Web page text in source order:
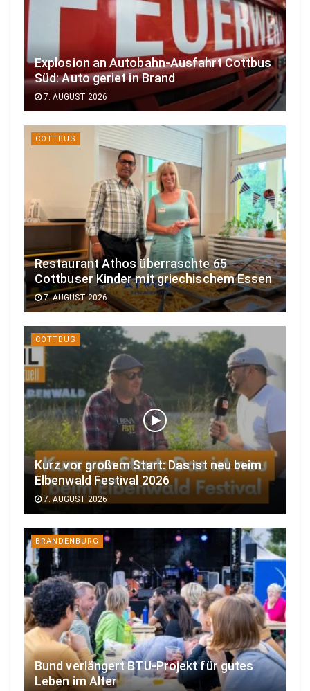
Explosion an Autobahn-Ausfahrt Cottbus
Süd: Auto geriet in Brand
7. AUGUST 2026
COTTBUS
Restaurant Athos überraschte 65
Cottbuser Kinder mit griechischem Essen
7. AUGUST 2026
COTTBUS
Kurz vor großem Start: Das ist neu beim
Elbenwald Festival 2026
7. AUGUST 2026
BRANDENBURG
Bund verlängert BTU-Projekt für gutes
Leben im Alter